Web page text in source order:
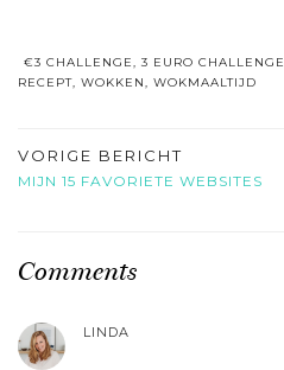
€3 CHALLENGE, 3 EURO CHALLENGE
RECEPT, WOKKEN, WOKMAALTIJD
VORIGE BERICHT
MIJN 15 FAVORIETE WEBSITES
Comments
LINDA